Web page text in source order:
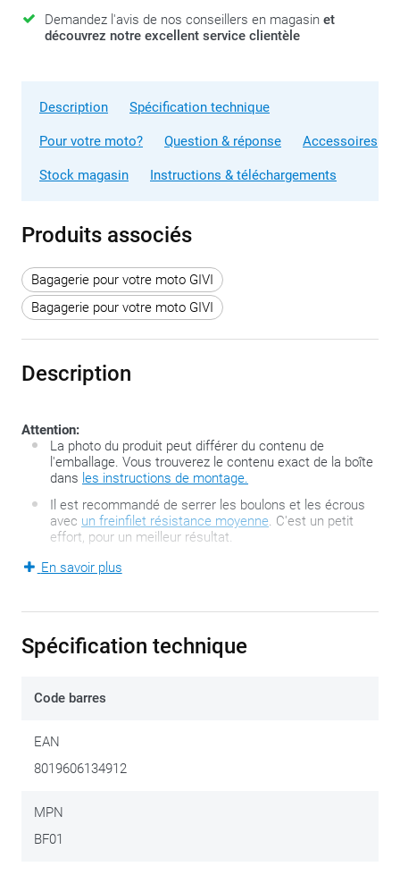
Demandez l'avis de nos conseillers en magasin et
découvrez notre excellent service clientèle
Description Spécification technique
Pour votre moto? Question & réponse Accessoires
Stock magasin Instructions & téléchargements
Produits associés
Bagagerie pour votre moto GIVI
Bagagerie pour votre moto GIVI
Description
Attention:
La photo du produit peut différer du contenu de
l'emballage. Vous trouverez le contenu exact de la boîte
dans les instructions de montage.
Il est recommandé de serrer les boulons et les écrous
avec un freinfilet résistance moyenne. C'est un petit
effort, pour un meilleur résultat.
traditionnels consistent en sangles ou aimants mais le
bouchon de réservoir, toutes les sacoches de réservoirs
spécifiquement ces sacoches de réservoir Tanklock et
En savoir plus
Spécification technique
Code barres
EAN
8019606134912
MPN
BF01